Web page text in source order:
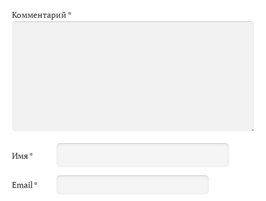
Комментарий *
Имя*
Email*